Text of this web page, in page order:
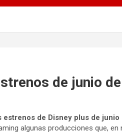
de junio
estrenos de Disney plus de junio
algunas producciones que,